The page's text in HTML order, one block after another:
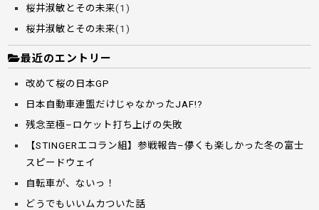
桜井淑敏とその未来(1)
桜井淑敏とその未来(1)
最近のエントリー
改めて桜の日本GP
日本自動車連盟だけじゃなかったJAF!?
残念至極–ロケット打ち上げの失敗
【STINGERエコラン組】参戦報告–儚くも楽しかった冬の富士
スピードウェイ
自転車が、ないっ！
どうでもいいムカついた話